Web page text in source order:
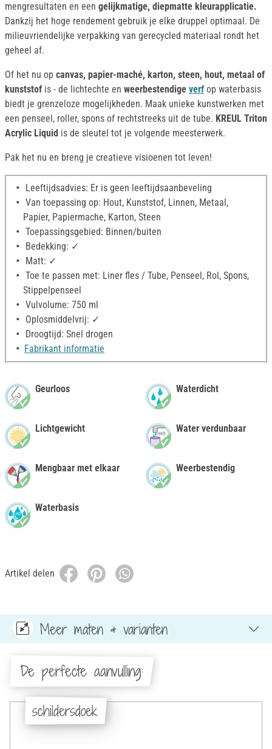
mengresultaten en een gelijkmatige, diepmatte kleurapplicatie.
Dankzij het hoge rendement gebruik je elke druppel optimaal. De
milieuvriendelijke verpakking van gerecycled materiaal rondt het
geheel af.
Of het nu op canvas, papier-maché, karton, steen, hout, metaal of
kunststof is - de lichtechte en weerbestendige verf op waterbasis
biedt je grenzeloze mogelijkheden. Maak unieke kunstwerken met
een penseel, roller, spons of rechtstreeks uit de tube. KREUL Triton
Acrylic Liquid is de sleutel tot je volgende meesterwerk.
Pak het nu en breng je creatieve visioenen tot leven!
Leeftijdsadvies: Er is geen leeftijdsaanbeveling
Van toepassing op: Hout, Kunststof, Linnen, Metaal,
Papier, Papiermache, Karton, Steen
Toepassingsgebied: Binnen/buiten
Bedekking: ✓
Matt: ✓
Toe te passen met: Liner fles / Tube, Penseel, Rol, Spons,
Stippelpenseel
Vulvolume: 750 ml
Oplosmiddelvrij: ✓
Droogtijd: Snel drogen
Fabrikant informatie
Geurloos
Lichtgewicht
Mengbaar met elkaar
Waterbasis
Waterdicht
Water verdunbaar
Weerbestendig
Artikel delen
Meer maten & varianten
De perfecte aanvulling:
schildersdoek